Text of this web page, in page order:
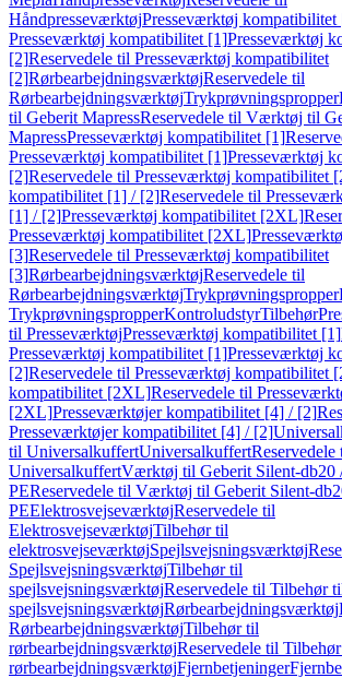
HåndpresseværktøjPresseværktøj kompatibilitet
Presseværktøj kompatibilitet [1]Presseværktøj
[2]Reservedele til Presseværktøj kompatibilitet
[2]RørbearbejdningsværktøjReservedele til
RørbearbejdningsværktøjTrykprøvningspropper
til Geberit MapressReservedele til Værktøj til
MapressPresseværktøj kompatibilitet [1]
Presseværktøj kompatibilitet [1]Presseværktøj
[2]Reservedele til Presseværktøj kompatibilitet
kompatibilitet [1] / [2]Reservedele til
[1] / [2]Presseværktøj kompatibilitet [2XL]
Presseværktøj kompatibilitet [2XL]
[3]Reservedele til Presseværktøj kompatibilitet
[3]RørbearbejdningsværktøjReservedele til
RørbearbejdningsværktøjTrykprøvningspropper
TrykprøvningspropperKontroludstyrTilbehør
til PresseværktøjPresseværktøj kompatibilitet [1]
Presseværktøj kompatibilitet [1]Presseværktøj
[2]Reservedele til Presseværktøj kompatibilitet
kompatibilitet [2XL]Reservedele til
[2XL]Presseværktøjer kompatibilitet [4] / [2]
Presseværktøjer kompatibilitet [4] / [2]
til UniversalkuffertUniversalkuffertReservedele
UniversalkuffertVærktøj til Geberit Silent-db20
PEReservedele til Værktøj til Geberit Silent-
PEElektrosvejseværktøjReservedele til
ElektrosvejseværktøjTilbehør til
elektrosvejseværktøjSpejlsvejsningsværktøj
SpejlsvejsningsværktøjTilbehør til
spejlsvejsningsværktøjReservedele til Tilbehør
spejlsvejsningsværktøjRørbearbejdningsværktøj
RørbearbejdningsværktøjTilbehør til
rørbearbejdningsværktøjReservedele til
rørbearbejdningsværktøjFjernbetjeninger